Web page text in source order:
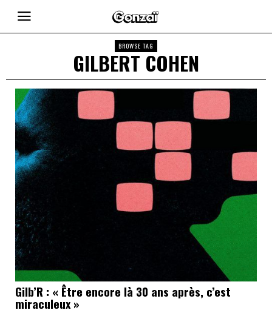
BROWSE TAG
GILBERT COHEN
Gilb’R : « Être encore là 30 ans après, c’est
miraculeux »